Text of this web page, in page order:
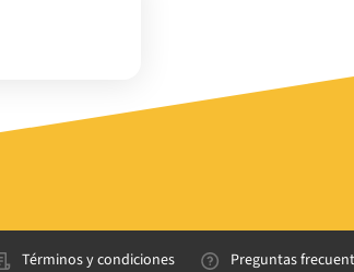
Términos y condiciones Preguntas